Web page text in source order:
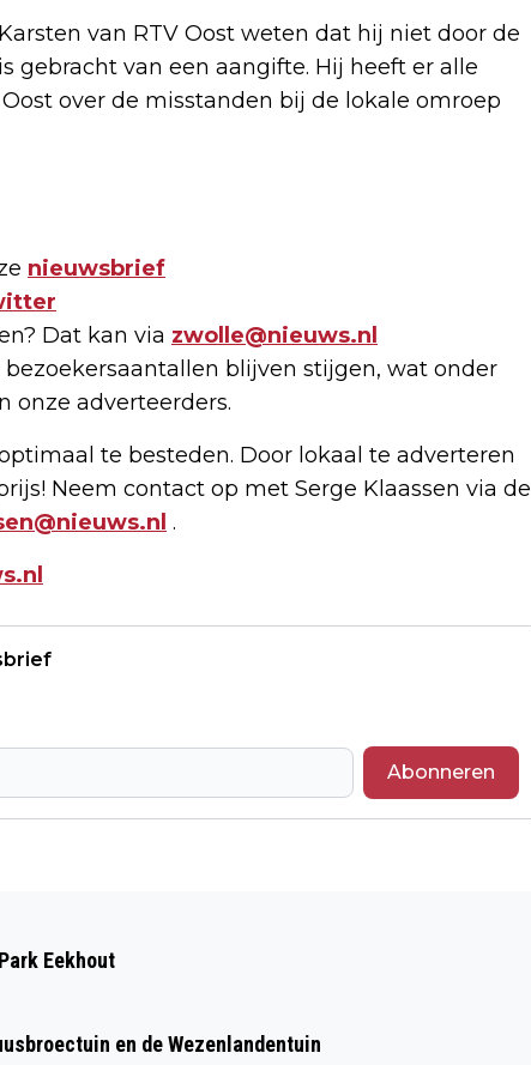
van RTV Oost weten dat hij niet door de
gebracht van een aangifte. Hij heeft er alle
over de misstanden bij de lokale omroep
nieuwsbrief
Dat kan via zwolle@nieuws.nl
bezoekersaantallen blijven stijgen, wat onder
onze adverteerders.
te besteden. Door lokaal te adverteren
Neem contact op met Serge Klaassen via de
.
Abonneren
ONDER VERKEERSDODEN OP DE FIETS
Eekhout
en de Wezenlandentuin